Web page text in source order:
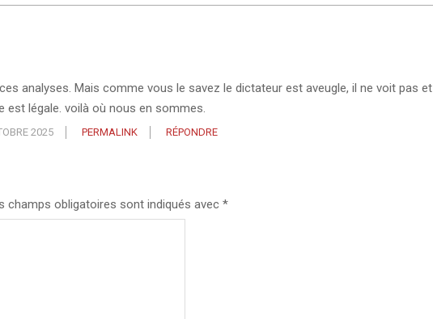
analyses. Mais comme vous le savez le dictateur est aveugle, il ne voit pas et
est légale. voilà où nous en sommes.
2025 PERMALINK RÉPONDRE
champs obligatoires sont indiqués avec *